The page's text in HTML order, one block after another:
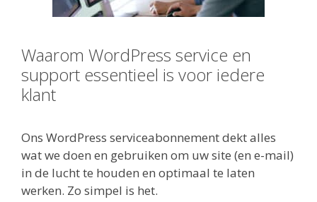
Waarom WordPress service en
support essentieel is voor iedere
klant
Ons WordPress serviceabonnement dekt alles
wat we doen en gebruiken om uw site (en e-mail)
in de lucht te houden en optimaal te laten
werken. Zo simpel is het.